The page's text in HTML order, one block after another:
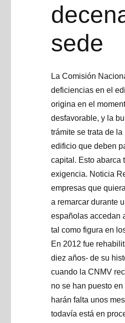
sede
La Comisión
deficiencias en el
origina en el
desfavorable, y la
trámite se trata de
edificio que deben
capital. Esto abarca
exigencia. Noticia
empresas que
a remarcar durante
españolas accedan
tal como figura en
En 2012 fue
diez años- de su
cuando la CNMV
no se han puesto
harán falta unos
todavía está en